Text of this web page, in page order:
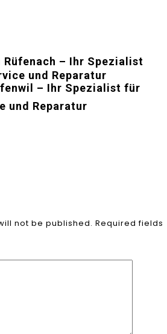
Rüfenach – Ihr Spezialist
und Reparatur
– Ihr Spezialist für
und Reparatur
not be published. Required fields